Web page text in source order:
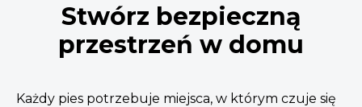
Stwórz bezpieczną
przestrzeń w domu
Każdy pies potrzebuje miejsca, w którym czuje się